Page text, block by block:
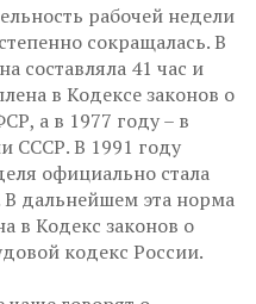
рабочей недели
сокращалась. В
составляла 41 час и
в Кодексе законов о
а в 1977 году – в
СССР. В 1991 году
официально стала
В дальнейшем эта норма
в Кодекс законов о
кодекс России.